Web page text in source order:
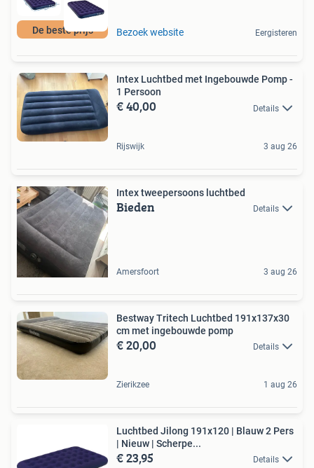
De beste prijs Bezoek website Eergisteren
Intex Luchtbed met Ingebouwde Pomp -
1 Persoon
€ 40,00 Details
Rijswijk 3 aug 26
Intex tweepersoons luchtbed
Bieden Details
Amersfoort 3 aug 26
Bestway Tritech Luchtbed 191x137x30
cm met ingebouwde pomp
€ 20,00 Details
Zierikzee 1 aug 26
Luchtbed Jilong 191x120 | Blauw 2 Pers
| Nieuw | Scherpe...
€ 23,95 Details